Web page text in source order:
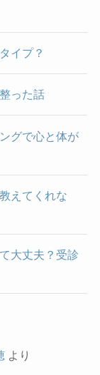
イプ？
った話
グで心と体が
えてくれな
大丈夫？受診
より